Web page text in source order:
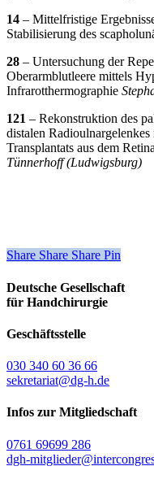
14 – Mittelfristige
Stabilisierung des
28 – Untersuchung der
Oberarmblutleere mittels
Infrarotthermographie
121 – Rekonstruktion des
distalen
Transplantats aus dem
Tünnerhoff (Ludwigsburg)
Share
Share Share Share Pin
Deutsche Gesellschaft
für Handchirurgie
Geschäftsstelle
030 340 60 36 66
sekretariat@dg-h.de
Infos zur Mitgliedschaft
0761 69699 286
dgh-